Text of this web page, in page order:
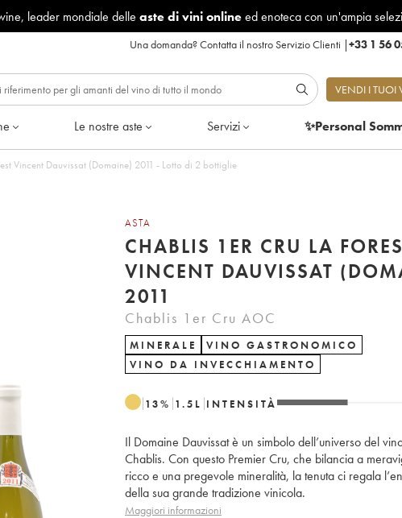
leader mondiale delle aste di vini onlineed enoteca con un'ampia
Una domanda?Contatta il nostro Servizio Clienti |+33 1 56
VENDI I TUOI
Le nostre aste Servizi ✨Personal
Vincent Dauvissat (Domaine) 2011 - Lotto di 2 bottiglie
ASTA
CHABLIS 1ER CRU LA
VINCENT DAUVISSAT
2011
Chablis 1er Cru AOC
MINERALE
VINO GASTRONOMICO
VINO DA INVECCHIAMENTO
13% 1.5 L INTENSITÀ
Il Domaine Dauvissat è un simbolo dell’universo del
Chablis. Con questo Premier Cru, che bilancia a
ricco e una pregevole mineralità, la tenuta ci regala
della sua grande tradizione vinicola.
Maggiori informazioni